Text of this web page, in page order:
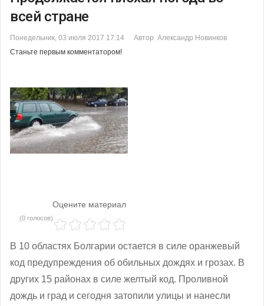
всей стране
Понедельник, 03 июля 2017 17:14
Автор Александр Новинков
Станьте первым комментатором!
Оцените материал
(0 голосов)
В 10 областях Болгарии остается в силе оранжевый
код предупреждения об обильных дождях и грозах. В
других 15 районах в силе желтый код. Проливной
дождь и град и сегодня затопили улицы и нанесли